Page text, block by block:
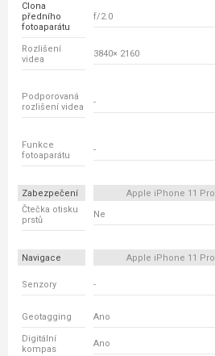
Clona
předního
fotoaparátu
f/2.0
Rozlišení
videa
3840× 2160
Podporovaná
rozlišení videa
-
Funkce
fotoaparátu
-
Zabezpečení Apple iPhone 11 Pro
Čtečka otisku
prstů
Ne
Navigace Apple iPhone 11 Pro
Senzory -
Geotagging Ano
Digitální
kompas
Ano